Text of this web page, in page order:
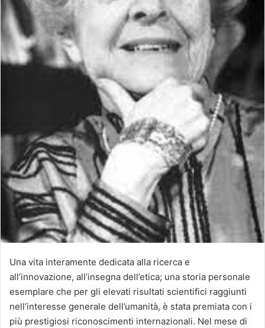
Una vita interamente dedicata alla ricerca e
all’innovazione, all’insegna dell’etica; una storia personale
esemplare che per gli elevati risultati scientifici raggiunti
nell’interesse generale dell’umanità, è stata premiata con i
più prestigiosi riconoscimenti internazionali. Nel mese di